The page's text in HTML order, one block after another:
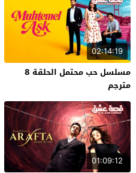
02:14:19
مسلسل حب محتمل الحلقة 8
مترجم
01:09:12